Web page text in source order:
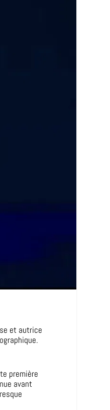
et autrice
première
avant